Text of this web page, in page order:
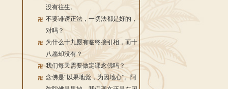
没有往生。
不要诽谤正法，一切法都是好的，
对吗？
为什么十九愿有临终接引相，而十
八愿却没有？
我们每天需要做定课念佛吗？
念佛是“以果地觉，为因地心”。阿